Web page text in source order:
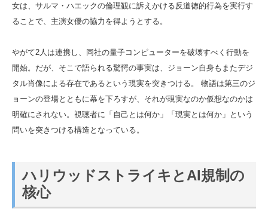
女は、サルマ・ハエックの倫理観に訴えかける反道徳的行為を実行す
ることで、主演女優の協力を得ようとする。
やがて2人は連携し、同社の量子コンピューターを破壊すべく行動を
開始。だが、そこで語られる驚愕の事実は、ジョーン自身もまたデジ
タル肖像による存在であるという現実を突きつける。 物語は第三のジ
ョーンの登場とともに幕を下ろすが、それが現実なのか仮想なのかは
明確にされない。視聴者に「自己とは何か」「現実とは何か」という
問いを突きつける構造となっている。
ハリウッドストライキとAI規制の
核心